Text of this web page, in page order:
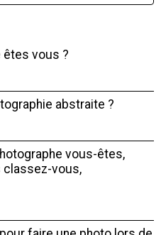
êtes vous ?
abstraite ?
vous-êtes,
classez-vous,